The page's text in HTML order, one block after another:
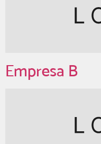
Empresa B